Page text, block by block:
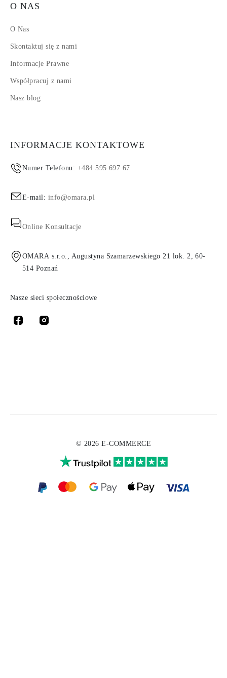
O NAS
O Nas
Skontaktuj się z nami
Informacje Prawne
Współpracuj z nami
Nasz blog
INFORMACJE KONTAKTOWE
Numer Telefonu: +484 595 697 67
E-mail: info@omara.pl
Online Konsultacje
OMARA s.r.o., Augustyna Szamarzewskiego 21 lok. 2, 60-
514 Poznań
Nasze sieci społecznościowe
© 2026 E-COMMERCE